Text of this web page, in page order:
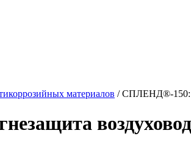
материалов /СПЛЕНД®-150: